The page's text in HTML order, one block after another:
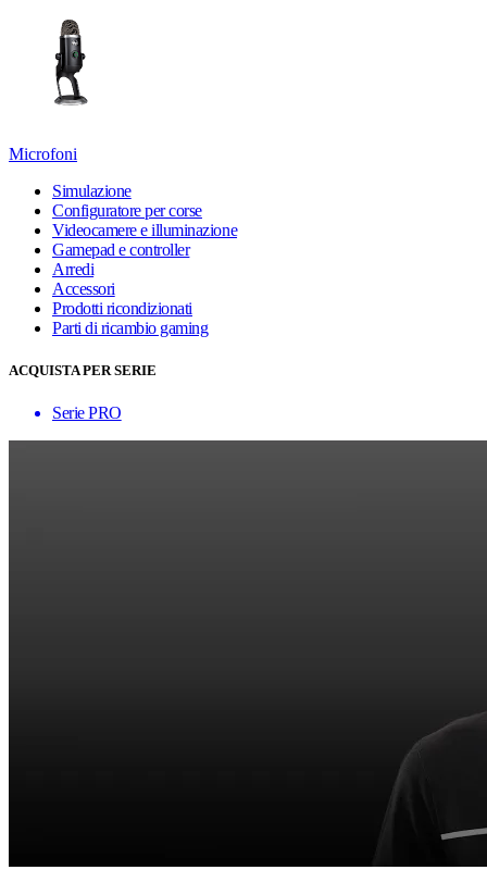
Microfoni
Simulazione
Configuratore per corse
Videocamere e illuminazione
Gamepad e controller
Arredi
Accessori
Prodotti ricondizionati
Parti di ricambio gaming
ACQUISTA PER SERIE
Serie PRO